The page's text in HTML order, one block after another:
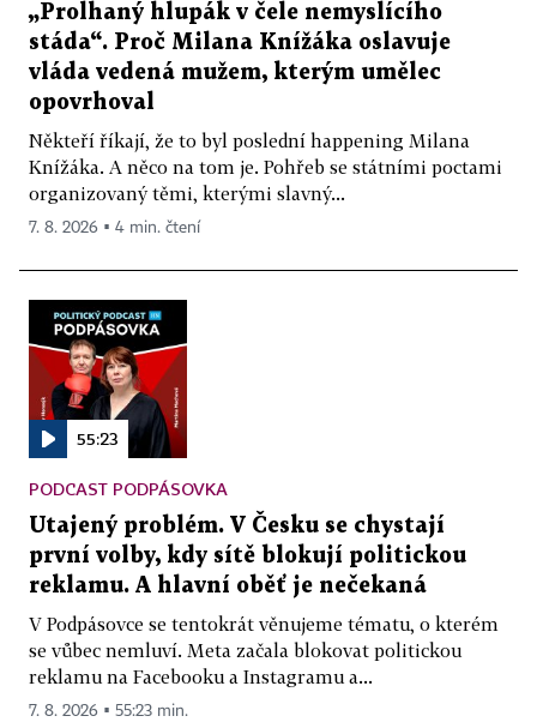
„Prolhaný hlupák v čele nemyslícího
stáda“. Proč Milana Knížáka oslavuje
vláda vedená mužem, kterým umělec
opovrhoval
Někteří říkají, že to byl poslední happening Milana
Knížáka. A něco na tom je. Pohřeb se státními poctami
organizovaný těmi, kterými slavný...
7. 8. 2026 ▪ 4 min. čtení
55:23
PODCAST PODPÁSOVKA
Utajený problém. V Česku se chystají
první volby, kdy sítě blokují politickou
reklamu. A hlavní oběť je nečekaná
V Podpásovce se tentokrát věnujeme tématu, o kterém
se vůbec nemluví. Meta začala blokovat politickou
reklamu na Facebooku a Instagramu a...
7. 8. 2026 ▪ 55:23 min.